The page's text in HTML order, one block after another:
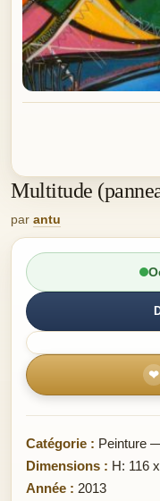
Multitude
par antu
❤
Catégorie : Peinture
Dimensions : H: 116
Année : 2013